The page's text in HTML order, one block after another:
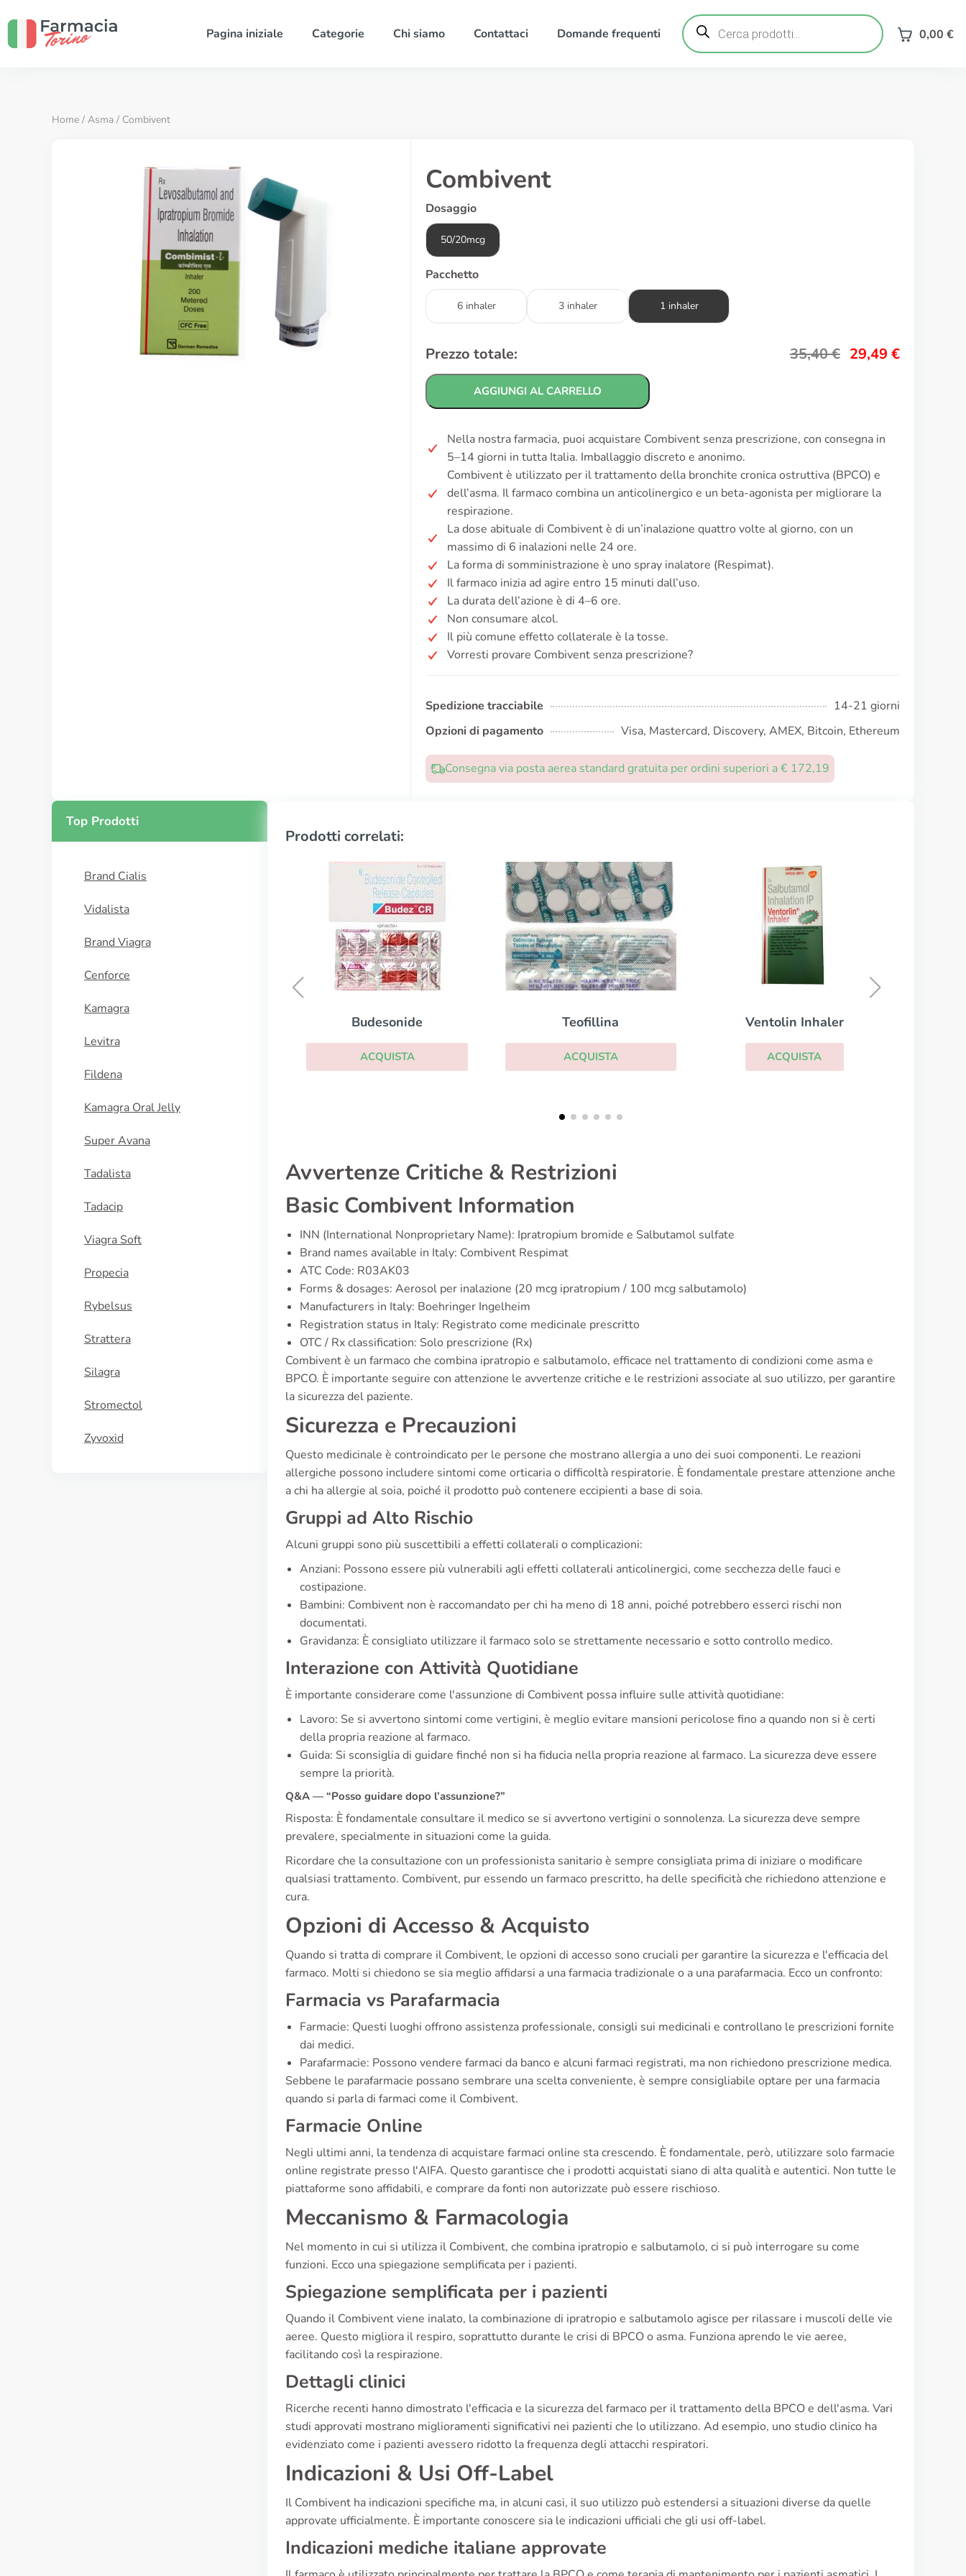
Pagina iniziale Categorie Chi siamo Contattaci Domande frequenti
Ricerca
prodotti 0,00 €
Home / Asma / Combivent
Combivent
Dosaggio
50/20mcg
Pacchetto
6 inhaler 3 inhaler 1 inhaler
Prezzo totale: 35,40€ 29,49 €
AGGIUNGI AL CARRELLO
Nella nostra farmacia, puoi acquistare Combivent senza prescrizione, con consegna in
5–14 giorni in tutta Italia. Imballaggio discreto e anonimo.
Combivent è utilizzato per il trattamento della bronchite cronica ostruttiva (BPCO) e
dell’asma. Il farmaco combina un anticolinergico e un beta-agonista per migliorare la
respirazione.
La dose abituale di Combivent è di un’inalazione quattro volte al giorno, con un
massimo di 6 inalazioni nelle 24 ore.
La forma di somministrazione è uno spray inalatore (Respimat).
Il farmaco inizia ad agire entro 15 minuti dall’uso.
La durata dell’azione è di 4–6 ore.
Non consumare alcol.
Il più comune effetto collaterale è la tosse.
Vorresti provare Combivent senza prescrizione?
Spedizione tracciabile
14-21 giorni
Opzioni di pagamento
Visa, Mastercard, Discovery, AMEX, Bitcoin, Ethereum
Consegna via posta aerea standard gratuita per ordini superiori a € 172,19
Top Prodotti
Brand Cialis
Vidalista
Brand Viagra
Cenforce
Kamagra
Levitra
Fildena
Kamagra Oral Jelly
Super Avana
Tadalista
Tadacip
Viagra Soft
Propecia
Rybelsus
Strattera
Silagra
Stromectol
Zyvoxid
Prodotti correlati:
Teofillina
ACQUISTA
Ventolin Inhaler
ACQUISTA
Rhinocort
Avvertenze Critiche & Restrizioni
Basic Combivent Information
INN (International Nonproprietary Name): Ipratropium bromide e Salbutamol sulfate
Brand names available in Italy: Combivent Respimat
ATC Code: R03AK03
Forms & dosages: Aerosol per inalazione (20 mcg ipratropium / 100 mcg salbutamolo)
Manufacturers in Italy: Boehringer Ingelheim
Registration status in Italy: Registrato come medicinale prescritto
OTC / Rx classification: Solo prescrizione (Rx)
Combivent è un farmaco che combina ipratropio e salbutamolo, efficace nel trattamento di condizioni come asma e
BPCO. È importante seguire con attenzione le avvertenze critiche e le restrizioni associate al suo utilizzo, per garantire
la sicurezza del paziente.
Sicurezza e Precauzioni
Questo medicinale è controindicato per le persone che mostrano allergia a uno dei suoi componenti. Le reazioni
allergiche possono includere sintomi come orticaria o difficoltà respiratorie. È fondamentale prestare attenzione anche
a chi ha allergie al soia, poiché il prodotto può contenere eccipienti a base di soia.
Gruppi ad Alto Rischio
Alcuni gruppi sono più suscettibili a effetti collaterali o complicazioni:
Anziani: Possono essere più vulnerabili agli effetti collaterali anticolinergici, come secchezza delle fauci e
costipazione.
Bambini: Combivent non è raccomandato per chi ha meno di 18 anni, poiché potrebbero esserci rischi non
documentati.
Gravidanza: È consigliato utilizzare il farmaco solo se strettamente necessario e sotto controllo medico.
Interazione con Attività Quotidiane
È importante considerare come l'assunzione di Combivent possa influire sulle attività quotidiane:
Lavoro: Se si avvertono sintomi come vertigini, è meglio evitare mansioni pericolose fino a quando non si è certi
della propria reazione al farmaco.
Guida: Si sconsiglia di guidare finché non si ha fiducia nella propria reazione al farmaco. La sicurezza deve essere
sempre la priorità.
Q&A — “Posso guidare dopo l’assunzione?”
Risposta: È fondamentale consultare il medico se si avvertono vertigini o sonnolenza. La sicurezza deve sempre
prevalere, specialmente in situazioni come la guida.
Ricordare che la consultazione con un professionista sanitario è sempre consigliata prima di iniziare o modificare
qualsiasi trattamento. Combivent, pur essendo un farmaco prescritto, ha delle specificità che richiedono attenzione e
cura.
Opzioni di Accesso & Acquisto
Quando si tratta di comprare il Combivent, le opzioni di accesso sono cruciali per garantire la sicurezza e l'efficacia del
farmaco. Molti si chiedono se sia meglio affidarsi a una farmacia tradizionale o a una parafarmacia. Ecco un confronto:
Farmacia vs Parafarmacia
Farmacie: Questi luoghi offrono assistenza professionale, consigli sui medicinali e controllano le prescrizioni fornite
dai medici.
Parafarmacie: Possono vendere farmaci da banco e alcuni farmaci registrati, ma non richiedono prescrizione medica.
Sebbene le parafarmacie possano sembrare una scelta conveniente, è sempre consigliabile optare per una farmacia
quando si parla di farmaci come il Combivent.
Farmacie Online
Negli ultimi anni, la tendenza di acquistare farmaci online sta crescendo. È fondamentale, però, utilizzare solo farmacie
online registrate presso l'AIFA. Questo garantisce che i prodotti acquistati siano di alta qualità e autentici. Non tutte le
piattaforme sono affidabili, e comprare da fonti non autorizzate può essere rischioso.
Meccanismo & Farmacologia
Nel momento in cui si utilizza il Combivent, che combina ipratropio e salbutamolo, ci si può interrogare su come
funzioni. Ecco una spiegazione semplificata per i pazienti.
Spiegazione semplificata per i pazienti
Quando il Combivent viene inalato, la combinazione di ipratropio e salbutamolo agisce per rilassare i muscoli delle vie
aeree. Questo migliora il respiro, soprattutto durante le crisi di BPCO o asma. Funziona aprendo le vie aeree,
facilitando così la respirazione.
Dettagli clinici
Ricerche recenti hanno dimostrato l'efficacia e la sicurezza del farmaco per il trattamento della BPCO e dell'asma. Vari
studi approvati mostrano miglioramenti significativi nei pazienti che lo utilizzano. Ad esempio, uno studio clinico ha
evidenziato come i pazienti avessero ridotto la frequenza degli attacchi respiratori.
Indicazioni & Usi Off-Label
Il Combivent ha indicazioni specifiche ma, in alcuni casi, il suo utilizzo può estendersi a situazioni diverse da quelle
approvate ufficialmente. È importante conoscere sia le indicazioni ufficiali che gli usi off-label.
Indicazioni mediche italiane approvate